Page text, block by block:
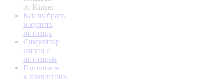
от Kinpet
Как выбрать
и купить
питомца
Симулятор
жизни с
питомцем
Готовимся
к появлению